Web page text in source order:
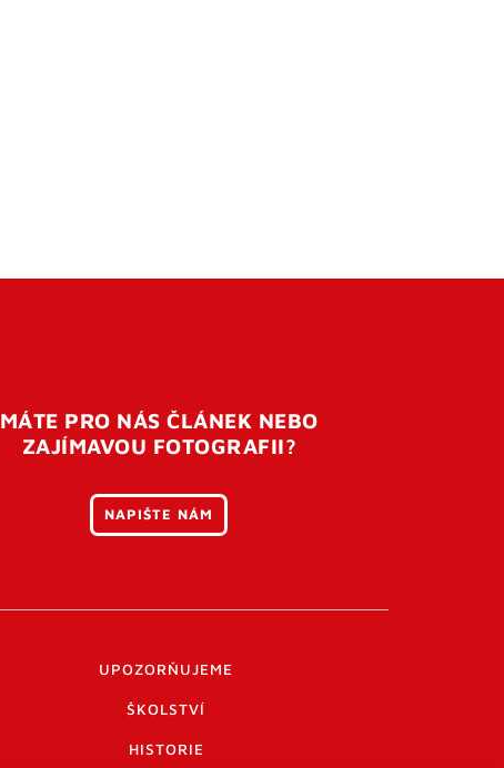
MÁTE PRO NÁS ČLÁNEK NEBO
ZAJÍMAVOU FOTOGRAFII?
NAPIŠTE NÁM
UPOZORŇUJEME
ŠKOLSTVÍ
HISTORIE